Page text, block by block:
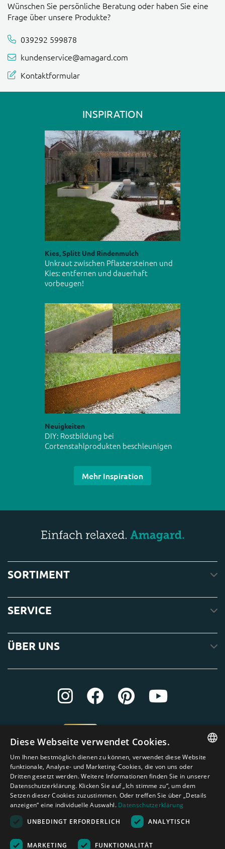
Wünschen Sie persönliche Beratung oder haben Sie eine
Frage über unsere Produkte?
039292 599878
kundenservice@amagard.com
Kontaktformular
INSPIRATION
Kies, Splitt Und Rindenmulch
Unkraut zwischen Pflastersteinen und
Kies: entfernen und dauerhaft
vorbeugen!
Neuigkeiten
DIY: Rostbildung bei
Cortenstahlprodukten beschleunigen
Mehr Inspiration
SORTIMENT
SERVICE
ÜBER UNS
Nederland|Deutschland| België|Belgique |España
ENGLISH
DUTCH
GERMAN
Diese Webseite verwendet Cookies.
Um Ihnen bestmöglich dienen zu können, verwendet diese Website
funktionale, Analyse- und Marketing-Cookies, die von uns oder
Dritten gesetzt werden. Weitere Informationen finden Sie in unserer
Datenschutzerklärung. Klicken Sie auf „Ich stimme zu“, um dem
Setzen dieser Cookies zuzustimmen. Oder treffen Sie über „Details
anzeigen“ eine individuelle Auswahl. Datenschutzerklärung
UNBEDINGT ERFORDERLICH
ANALYTISCH
MARKETING FUNKTIONALITÄT